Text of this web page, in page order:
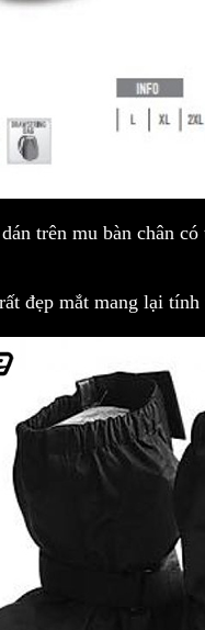
trên mu bàn chân
rất đẹp mắt mang lại tính